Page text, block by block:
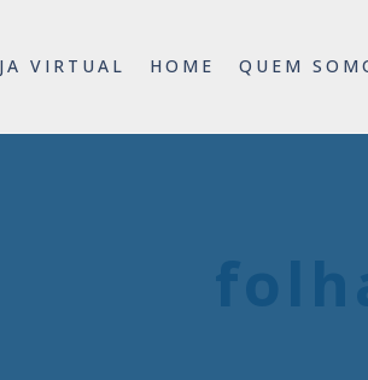
VIRTUAL HOME QUEM